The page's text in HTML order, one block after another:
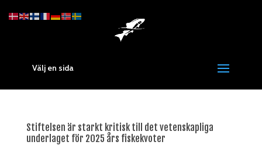
Välj en sida
Stiftelsen är starkt kritisk till det vetenskapliga
underlaget för 2025 års fiskekvoter